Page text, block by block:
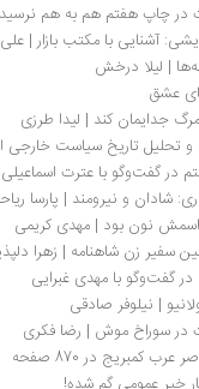
هفتم هم به هم نرسیدند
با مکتب بازار | علی سرزعیم
درخش
کند | لیدا طرزی
تاریخ سیاست خارجی ایران
با عترت اسماعیلی
و نیرومند | پارسا ریاحی
بود | مهدی کریمی
شاهنامه | زهرا دلپذیر
با مهدی غبرایی
صادقی
موش | رضا فکری
در 870 صفحه